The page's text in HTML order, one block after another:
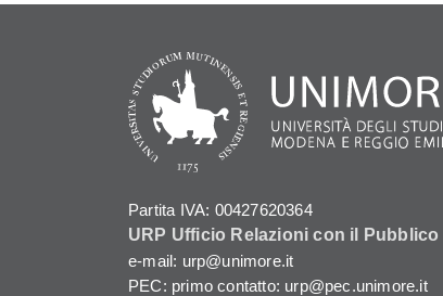
Partita IVA: 00427620364
URP Ufficio Relazioni con il Pubblico
e-mail: urp@unimore.it
PEC: primo contatto: urp@pec.unimore.it